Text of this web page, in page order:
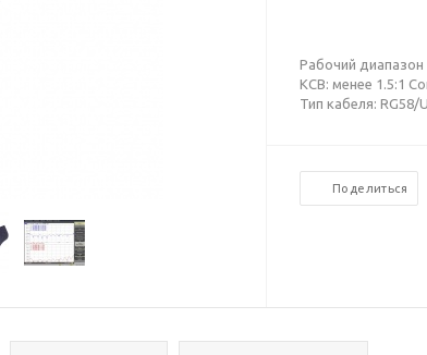
Рабочий диапазон
КСВ: менее 1.5:1
Тип кабеля: RG58/
Поделиться